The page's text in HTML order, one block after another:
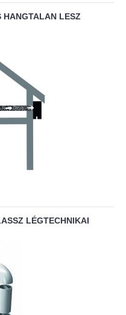
HANGTALAN LESZ
LÉGTECHNIKAI